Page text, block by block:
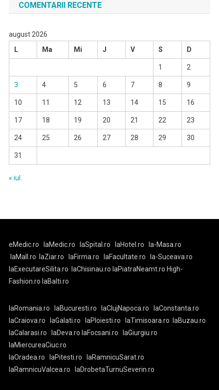
COMENTARII RECENTE
august 2026
L
Ma Mi J V S D
1 2
3 4 5 6 7 8 9
10 11 12 13 14 15 16
17 18 19 20 21 22 23
24 25 26 27 28 29 30
31
« iul.
eMedic.ro laMedic.ro laSpital.ro laHotel.ro
la-Masa.ro
laMall.ro
laZiar.ro laFirma.ro laFacultate.ro
la-Suceava.ro
laExecutareSilita.ro
laChisinau.ro laPiatraNeamt.ro High-
Fashion.ro laBalti.ro
laRomania.ro laBucuresti.ro laClujNapoca.ro
laConstanta.ro
laCraiova.ro
laGalati.ro laPloiesti.ro laTimisoara.ro
laBuzau.ro
laCalarasi.ro
laDeva.ro laFocsani.ro
laGiurgiu.ro
laMiercureaCiuc.ro
laOradea.ro
laPitesti.ro
laRamnicuSarat.ro
laRamnicuValcea.ro
laDrobetaTurnuSeverin.ro